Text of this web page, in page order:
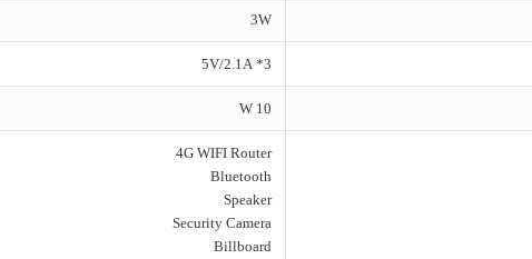
3W
3* 5V/2.1A
10 W
4G WIFI Router
Bluetooth
Speaker
Security Camera
Billboard